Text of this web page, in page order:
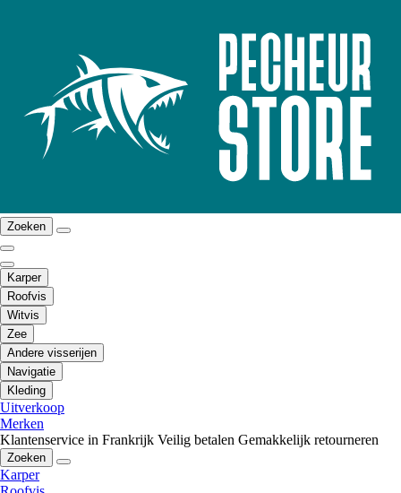
Zoeken
Karper
Roofvis
Witvis
Zee
Andere visserijen
Navigatie
Kleding
Uitverkoop
Merken
Klantenservice in Frankrijk Veilig betalen Gemakkelijk retourneren
Zoeken
Karper